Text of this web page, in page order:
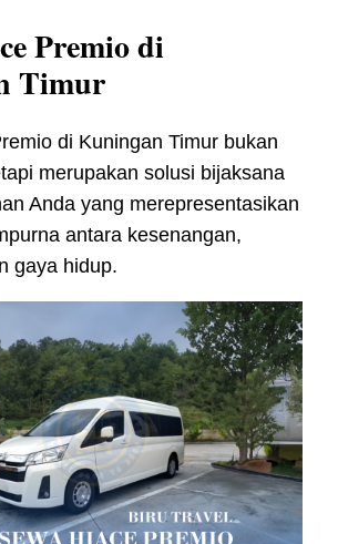
Premio di
Timur
di Kuningan Timur bukan
merupakan solusi bijaksana
Anda yang merepresentasikan
antara kesenangan,
gaya hidup.